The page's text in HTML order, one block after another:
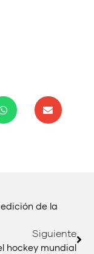
de la
Siguiente
hockey mundial